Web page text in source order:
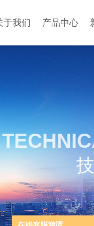
于我们 产品中心